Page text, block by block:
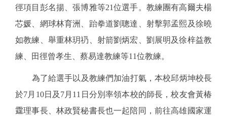
徑項目彭名揚、張博雅等21位選手。教練團有高爾夫楊
芯媛、網球林育洲、跆拳道劉聰達、射擊郭孟熙及徐曉
如教練、舉重林玥礽、射箭劉炳宏、劉展明及徐梓益教
練、田徑曾孝生、蔡易達教練等11位教練。
為了給選手以及教練們加油打氣，本校邱炳坤校長
於7月10日及7月11日分別率領本校的師長，校友會黃椿
𩃀理事長、林政賢秘書長也一起陪同，前往高雄國家運